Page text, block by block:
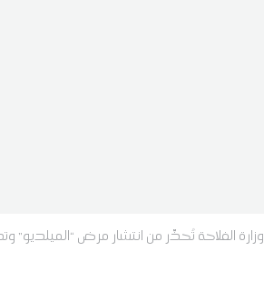
وزارة الفلاحة تُحذّر من انتشار مرض “الميلديو”